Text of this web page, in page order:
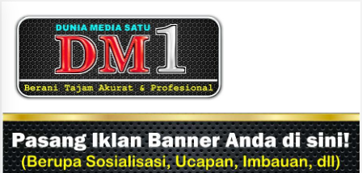
content
DM1